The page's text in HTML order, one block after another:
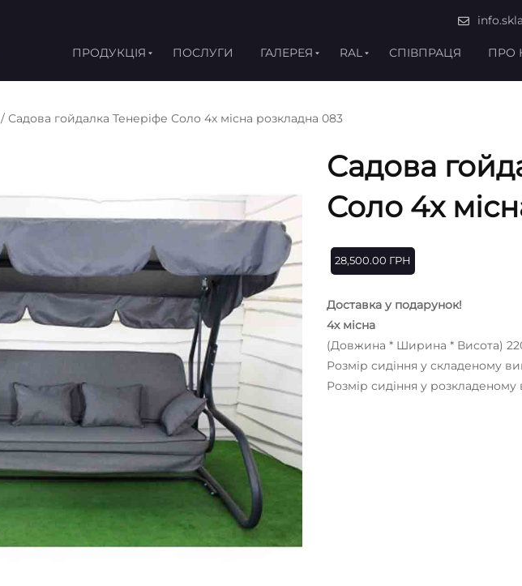
ПРОДУКЦІЯ ПОСЛУГИ ГАЛЕРЕЯ RAL СПІВПРАЦЯ ПРО
/ Садова гойдалка Тенеріфе Соло 4х місна розкладна 083
Садова
Соло 4х
28,500.00 ГРН
Доставка у подарунок!
4х місна
(Довжина * Ширина * Висота)
Розмір сидіння у складеному
Розмір сидіння у розкладеному